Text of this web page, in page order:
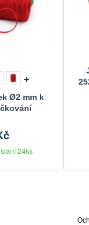
+
Ø2 mm k
24ks